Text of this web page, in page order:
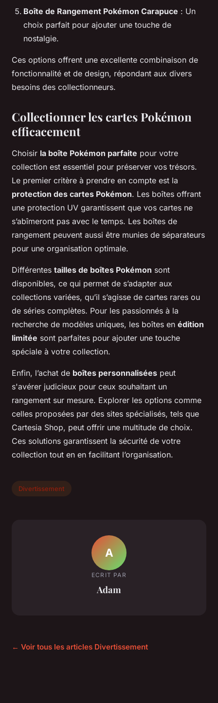
Boîte de Rangement Pokémon Carapuce : Un
choix parfait pour ajouter une touche de
nostalgie.
Ces options offrent une excellente combinaison de
fonctionnalité et de design, répondant aux divers
besoins des collectionneurs.
Collectionner les cartes Pokémon
efficacement
Choisir la boîte Pokémon parfaite pour votre
collection est essentiel pour préserver vos trésors.
Le premier critère à prendre en compte est la
protection des cartes Pokémon. Les boîtes offrant
une protection UV garantissent que vos cartes ne
s’abîmeront pas avec le temps. Les boîtes de
rangement peuvent aussi être munies de séparateurs
pour une organisation optimale.
Différentes tailles de boîtes Pokémon sont
disponibles, ce qui permet de s’adapter aux
collections variées, qu’il s’agisse de cartes rares ou
de séries complètes. Pour les passionnés à la
recherche de modèles uniques, les boîtes en édition
limitée sont parfaites pour ajouter une touche
spéciale à votre collection.
Enfin, l’achat de boîtes personnalisées peut
s'avérer judicieux pour ceux souhaitant un
rangement sur mesure. Explorer les options comme
celles proposées par des sites spécialisés, tels que
Cartesia Shop, peut offrir une multitude de choix.
Ces solutions garantissent la sécurité de votre
collection tout en en facilitant l’organisation.
Divertissement
A
ECRIT PAR
Adam
← Voir tous les articles Divertissement